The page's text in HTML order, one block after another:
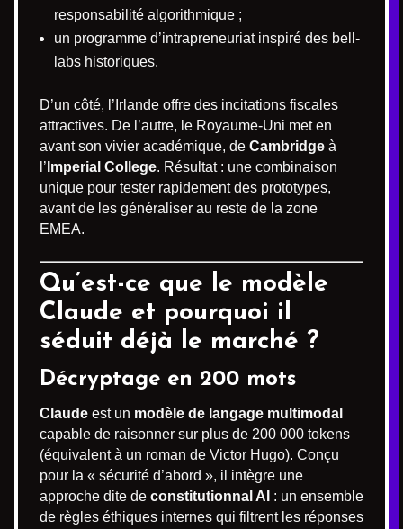
responsabilité algorithmique ;
un programme d’intrapreneuriat inspiré des bell-
labs historiques.
D’un côté, l’Irlande offre des incitations fiscales
attractives. De l’autre, le Royaume-Uni met en
avant son vivier académique, de Cambridge à
l’ Imperial College. Résultat : une combinaison
unique pour tester rapidement des prototypes,
avant de les généraliser au reste de la zone
EMEA.
Qu’est-ce que le modèle
Claude et pourquoi il
séduit déjà le marché ?
Décryptage en 200 mots
Claude est un modèle de langage multimodal
capable de raisonner sur plus de 200 000 tokens
(équivalent à un roman de Victor Hugo). Conçu
pour la « sécurité d’abord », il intègre une
approche dite de constitutionnal AI : un ensemble
de règles éthiques internes qui filtrent les réponses